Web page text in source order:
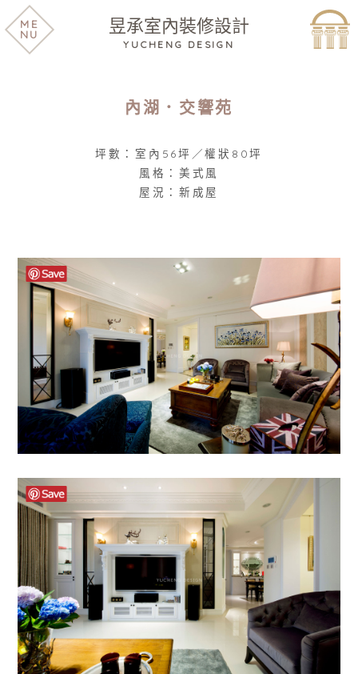
昱承室內裝修設計
YUCHENG DESIGN
ME
NU
內湖．交響苑
坪數：室內56坪／權狀80坪
風格：美式風
屋況：新成屋